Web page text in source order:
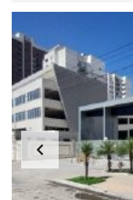
s
A
p
p
b
o
o
k
e